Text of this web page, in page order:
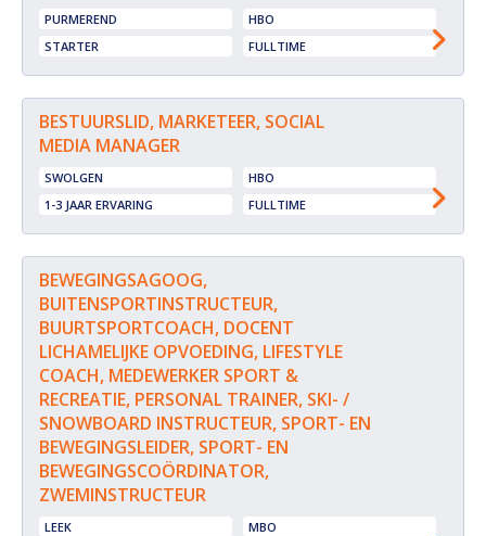
PURMEREND
HBO
STARTER
FULLTIME
BESTUURSLID, MARKETEER, SOCIAL
MEDIA MANAGER
SWOLGEN
HBO
1-3 JAAR ERVARING
FULLTIME
BEWEGINGSAGOOG,
BUITENSPORTINSTRUCTEUR,
BUURTSPORTCOACH, DOCENT
LICHAMELIJKE OPVOEDING, LIFESTYLE
COACH, MEDEWERKER SPORT &
RECREATIE, PERSONAL TRAINER, SKI- /
SNOWBOARD INSTRUCTEUR, SPORT- EN
BEWEGINGSLEIDER, SPORT- EN
BEWEGINGSCOÖRDINATOR,
ZWEMINSTRUCTEUR
LEEK
MBO